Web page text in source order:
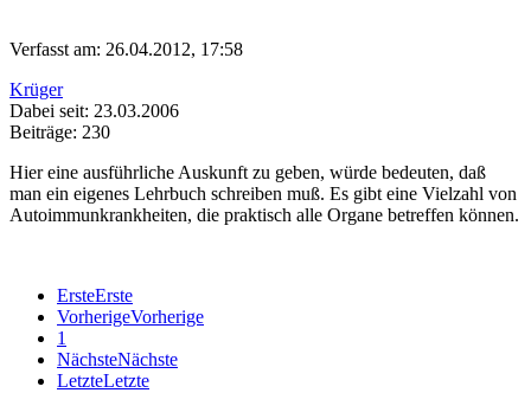
Verfasst am: 26.04.2012, 17:58
Krüger
Dabei seit: 23.03.2006
Beiträge: 230
Hier eine ausführliche Auskunft zu geben, würde bedeuten, daß
man ein eigenes Lehrbuch schreiben muß. Es gibt eine Vielzahl von
Autoimmunkrankheiten, die praktisch alle Organe betreffen können.
ErsteErste
VorherigeVorherige
1
NächsteNächste
LetzteLetzte